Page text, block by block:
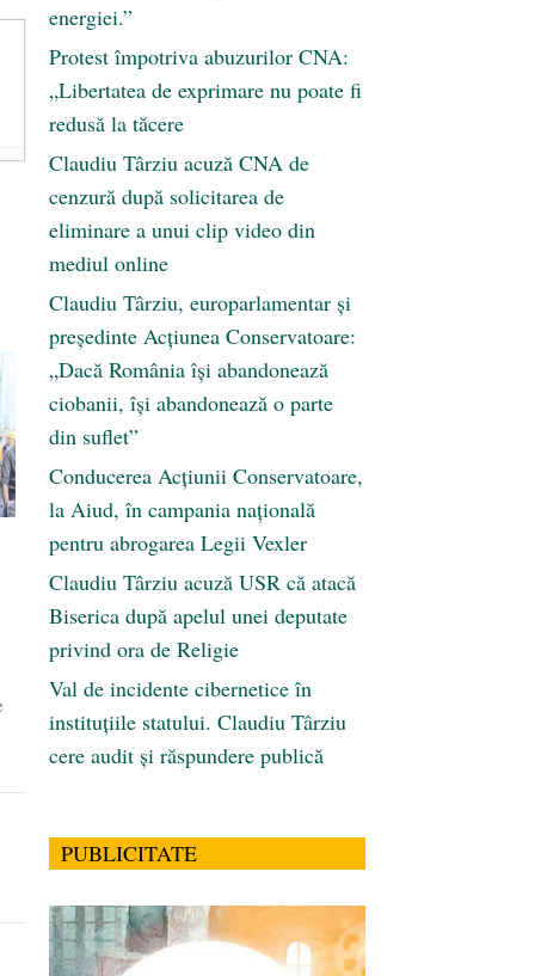
energiei.”
Protest împotriva abuzurilor CNA:
„Libertatea de exprimare nu poate fi
redusă la tăcere
Claudiu Târziu acuză CNA de
cenzură după solicitarea de
eliminare a unui clip video din
mediul online
Claudiu Târziu, europarlamentar și
președinte Acțiunea Conservatoare:
„Dacă România își abandonează
ciobanii, își abandonează o parte
din suflet”
Conducerea Acțiunii Conservatoare,
la Aiud, în campania națională
pentru abrogarea Legii Vexler
Claudiu Târziu acuză USR că atacă
Biserica după apelul unei deputate
privind ora de Religie
Val de incidente cibernetice în
instituțiile statului. Claudiu Târziu
cere audit și răspundere publică
PUBLICITATE